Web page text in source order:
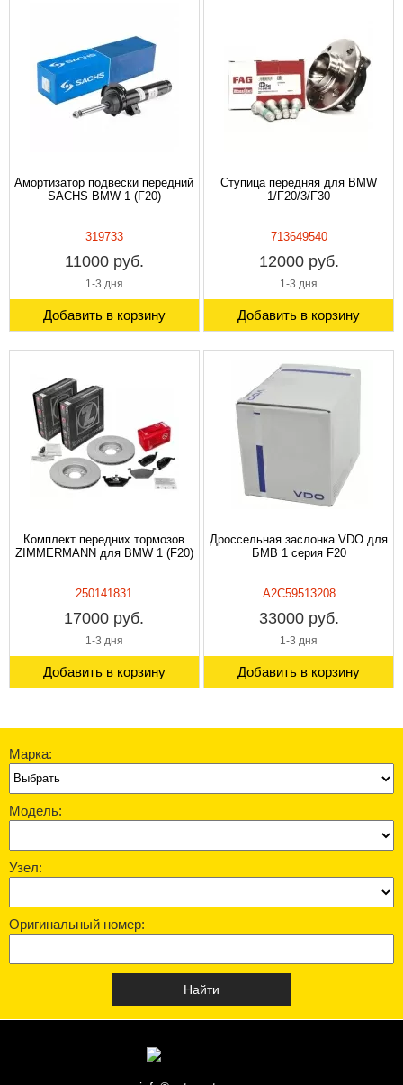
Амортизатор подвески передний
SACHS BMW 1 (F20)
319733
11000 руб.
1-3 дня
Добавить в корзину
Ступица передняя для BMW
1/F20/3/F30
713649540
12000 руб.
1-3 дня
Добавить в корзину
Комплект передних тормозов
ZIMMERMANN для BMW 1 (F20)
250141831
17000 руб.
1-3 дня
Добавить в корзину
Дроссельная заслонка VDO для
БМВ 1 серия F20
A2C59513208
33000 руб.
1-3 дня
Добавить в корзину
Марка:
Модель:
Узел:
Оригинальный номер: